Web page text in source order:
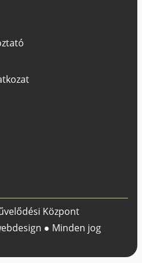
Központ
● Minden jog